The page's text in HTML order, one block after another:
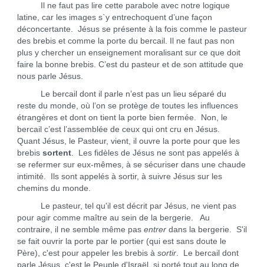
Il ne faut pas lire cette parabole avec notre logique
latine, car les images s`y entrechoquent d’une façon
déconcertante. Jésus se présente à la fois comme le pasteur
des brebis et comme la porte du bercail. Il ne faut pas non
plus y chercher un enseignement moralisant sur ce que doit
faire la bonne brebis. C’est du pasteur et de son attitude que
nous parle Jésus.
Le bercail dont il parle n’est pas un lieu séparé du
reste du monde, où l’on se protège de toutes les influences
étrangères et dont on tient la porte bien fermée. Non, le
bercail c’est l’assemblée de ceux qui ont cru en Jésus.
Quant Jésus, le Pasteur, vient, il ouvre la porte pour que les
brebis sortent. Les fidèles de Jésus ne sont pas appelés à
se refermer sur eux-mêmes, à se sécuriser dans une chaude
intimité. Ils sont appelés à sortir, à suivre Jésus sur les
chemins du monde.
Le pasteur, tel qu'il est décrit par Jésus, ne vient pas
pour agir comme maître au sein de la bergerie. Au
contraire, il ne semble même pas entrerdans la bergerie. S'il
se fait ouvrir la porte par le portier (qui est sans doute le
Père), c'est pour appeler les brebis à sortir. Le bercail dont
parle Jésus, c'est le Peuple d'Israël, si porté tout au long de